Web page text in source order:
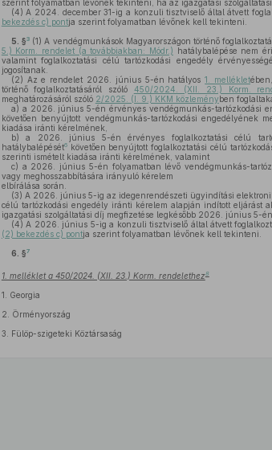
szerint folyamatban lévőnek tekinteni, ha az igazgatási
(4) A 2024. december 31-ig a konzuli tisztviselő által átvett
bekezdés c) pontja szerint folyamatban lévőnek kell tekinteni.
5. §3 (1) A vendégmunkások Magyarországon történő
5.) Korm. rendelet (a továbbiakban: Módr.) hatálybalépése nem
valamint foglalkoztatási célú tartózkodási engedély
jogosítanak.
(2) Az e rendelet 2026. június 5-én hatályos1. melléklet
történő foglalkoztatásáról szóló 450/2024. (XII. 23.) Korm.
meghatározásáról szóló 2/2025. (I. 9.) KKM közleményben
a) a 2026. június 5-én érvényes vendégmunkás-tartózkodási
követően benyújtott vendégmunkás-tartózkodási engedélyének
kiadása iránti kérelmének,
b) a 2026. június 5-én érvényes foglalkoztatási célú
hatálybalépését6követően benyújtott foglalkoztatási célú
szerinti ismételt kiadása iránti kérelmének, valamint
c) a 2026. június 5-én folyamatban lévő vendégmunkás-
vagy meghosszabbítására irányuló kérelem
elbírálása során.
(3) A 2026. június 5-ig az idegenrendészeti ügyindítási
célú tartózkodási engedély iránti kérelem alapján indított eljárást
igazgatási szolgáltatási díj megfizetése legkésőbb 2026. június 5-én
(4) A 2026. június 5-ig a konzuli tisztviselő által átvett
(2) bekezdés c) pontja szerint folyamatban lévőnek kell tekinteni.
6. §7
1. melléklet a 450/2024. (XII. 23.) Korm. rendelethez8
1.
Georgia
2.
Örményország
3.
Fülöp-szigeteki Köztársaság